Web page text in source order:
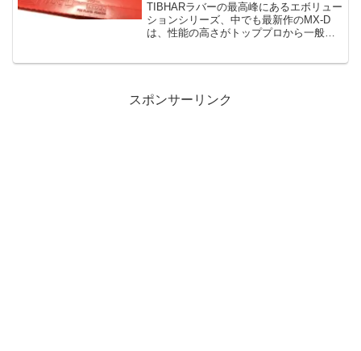
TIBHARラバーの最高峰にあるエボリュー
ションシリーズ、中でも最新作のMX-D
は、性能の高さがトッププロから一般層
スポンサーリンク